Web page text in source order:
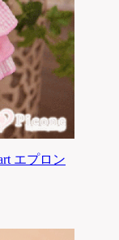
エプロン